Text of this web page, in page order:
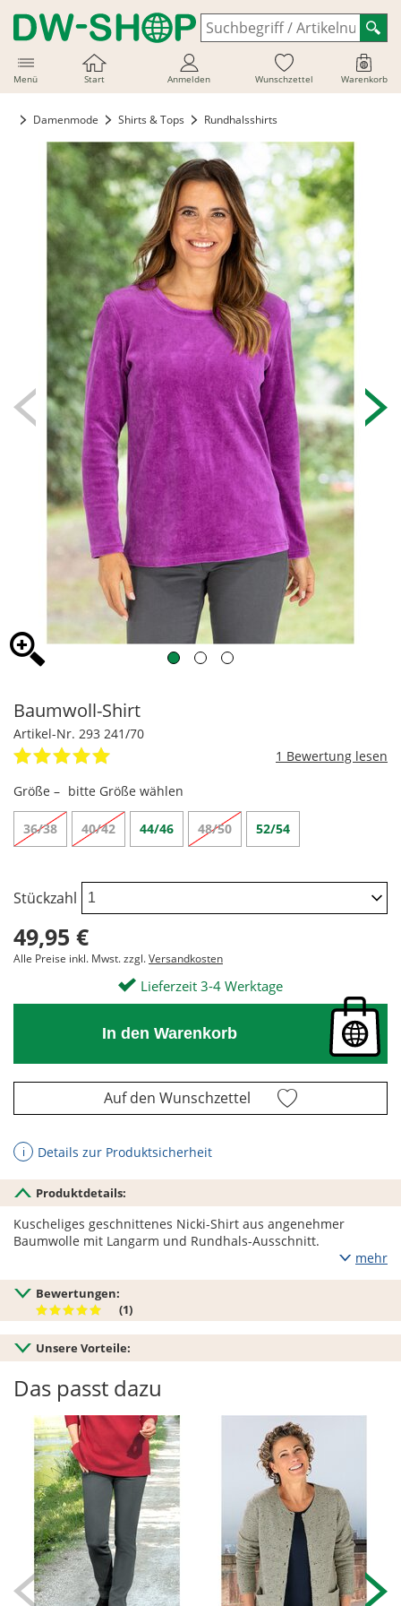
Menü Start Anmelden Wunschzettel Warenkorb
Damenmode Shirts & Tops Rundhalsshirts
Baumwoll-Shirt
Artikel-Nr. 293 241/70
1
Größe – bitte Größe wählen
36/38 40/42 44/46 48/50 52/54
Stückzahl
49,95 €
Alle Preise inkl. Mwst. zzgl.Versandkosten
Lieferzeit 3-4 Werktage
In den Warenkorb
Auf den Wunschzettel
ℹ Details zur Produktsicherheit
Produktdetails:
Kuscheliges geschnittenes Nicki-Shirt aus angenehmer
Baumwolle mit Langarm und Rundhals-Ausschnitt.
mehr
Bewertungen:
(1)
Unsere Vorteile:
Das passt dazu